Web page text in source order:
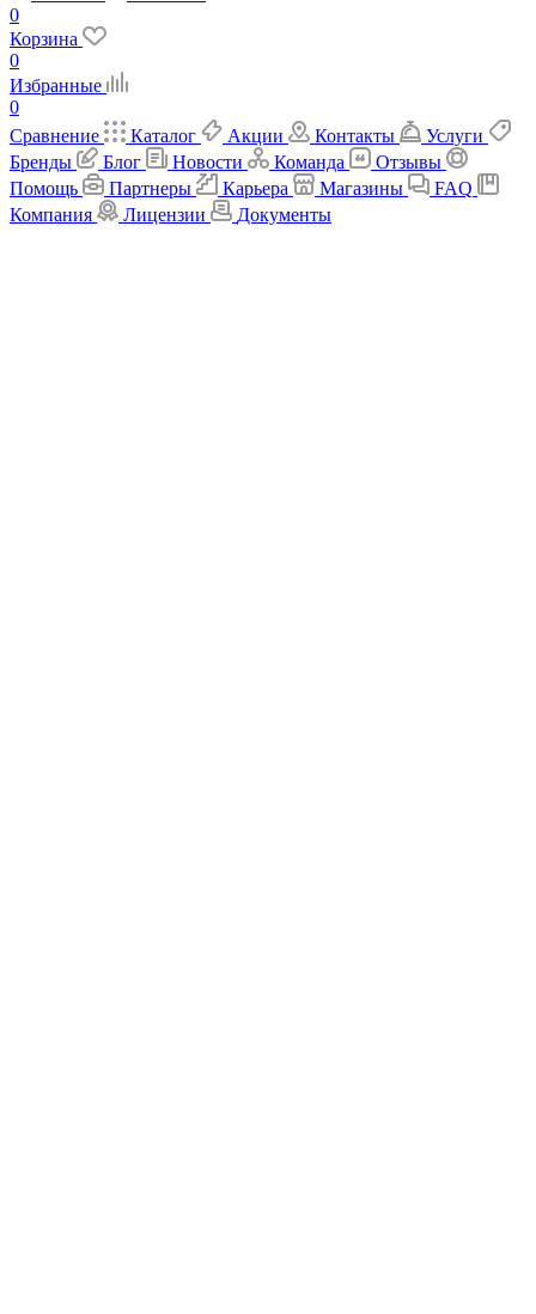
0
Корзина
0
Избранные
0
Сравнение
Каталог Акции Контакты
Услуги
Бренды
Блог Новости Команда
Отзывы
Помощь
Партнеры Карьера Магазины
FAQ
Компания
Лицензии Документы